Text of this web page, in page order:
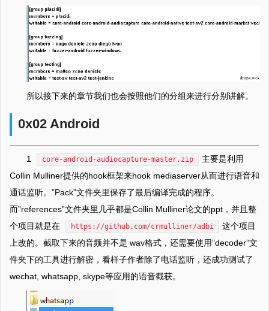
所以接下来的章节我们也会按照他们的分组来进行分别讲解。
0x02 Android
1 core-android-audiocapture-master.zip
主要是利用
Collin Mulliner提供的hook框架来hook mediaserver从而进行语音和
通话监听。”Pack”文件夹里保存了最后编译完成的程序。
而”references”文件夹里几乎都是Collin Mulliner论文的ppt，并且整
个项目就是在
https://github.com/crmulliner/adbi
这个项目
上改的。截取下来的音频并不是 wav格式，还需要使用”decoder”文
件夹下的工具进行解密，看样子作者除了电话监听，还成功测试了
wechat, whatsapp, skype等应用的语音截获。